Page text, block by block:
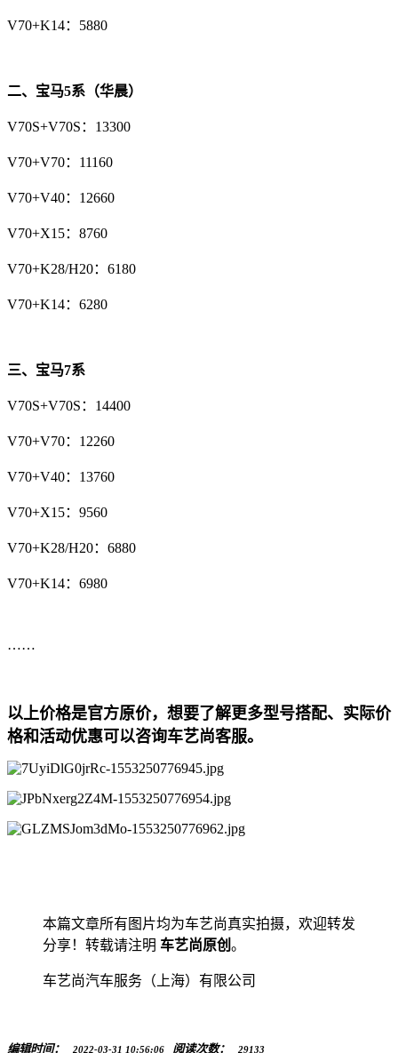
V70+K14：5880
二、宝马5系（华晨）
V70S+V70S：13300
V70+V70：11160
V70+V40：12660
V70+X15：8760
V70+K28/H20：6180
V70+K14：6280
三、宝马7系
V70S+V70S：14400
V70+V70：12260
V70+V40：13760
V70+X15：9560
V70+K28/H20：6880
V70+K14：6980
……
以上价格是官方原价，想要了解更多型号搭配、实际价
格和活动优惠可以咨询车艺尚客服。
本篇文章所有图片均为车艺尚真实拍摄，欢迎转发
分享！转载请注明 车艺尚原创 。
车艺尚汽车服务（上海）有限公司
编辑时间： 2022-03-31 10:56:06 阅读次数： 29133